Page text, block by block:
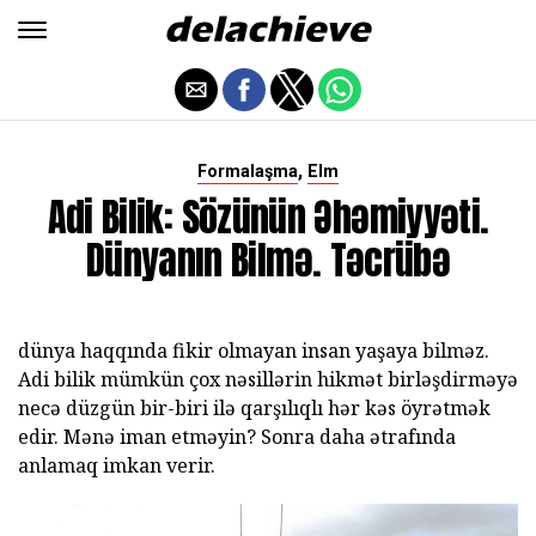
Formalaşma, Elm
Adi Bilik: Sözünün Əhəmiyyəti.
Dünyanın Bilmə. Təcrübə
dünya haqqında fikir olmayan insan yaşaya bilməz.
Adi bilik mümkün çox nəsillərin hikmət birləşdirməyə
necə düzgün bir-biri ilə qarşılıqlı hər kəs öyrətmək
edir. Mənə iman etməyin? Sonra daha ətrafında
anlamaq imkan verir.